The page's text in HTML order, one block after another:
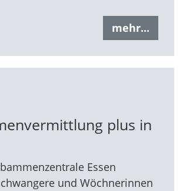
mehr...
plus in
Essen
und Wöchnerinnen